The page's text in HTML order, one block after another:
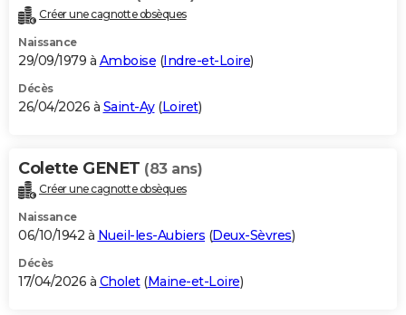
Créer une cagnotte obsèques
Naissance
29/09/1979 à Amboise (Indre-et-Loire)
Décès
26/04/2026 à Saint-Ay(Loiret)
Colette GENET (83 ans)
Créer une cagnotte obsèques
Naissance
06/10/1942 à Nueil-les-Aubiers (Deux-Sèvres)
Décès
17/04/2026 à Cholet(Maine-et-Loire)